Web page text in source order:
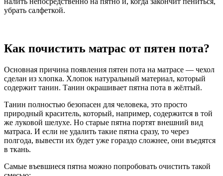
убрать салфеткой.
Как почистить матрас от пятен пота?
Основная причина появления пятен пота на матрасе — чехол
сделан из хлопка. Хлопок натуральный материал, который
содержит танин. Танин окрашивает пятна пота в жёлтый.
Танин полностью безопасен для человека, это просто
природный краситель, который, например, содержится в той
же луковой шелухе. Но старые пятна портят внешний вид
матраса. И если не удалить такие пятна сразу, то через
полгода, вывести их будет уже гораздо сложнее, они въедятся
в ткань.
Самые въевшиеся пятна можно попробовать очистить такой